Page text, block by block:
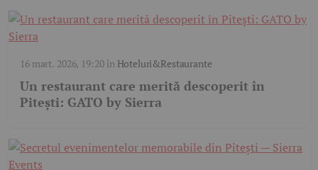
16 mart. 2026, 19:20în Hoteluri&Restaurante
Un restaurant care merită descoperit în
Pitești: GATO by Sierra